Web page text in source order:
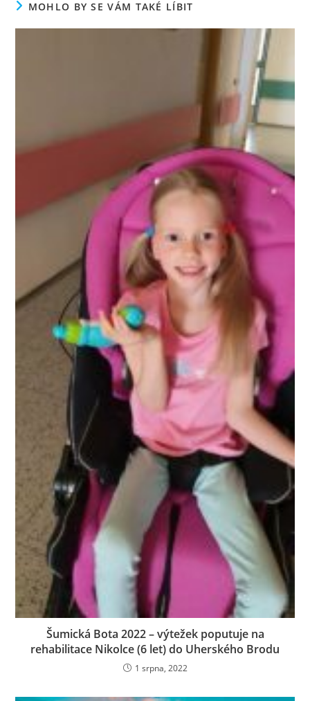
MOHLO BY SE VÁM TAKÉ LÍBIT
Šumická Bota 2022 – výtežek poputuje na
rehabilitace Nikolce (6 let) do Uherského Brodu
1 srpna, 2022